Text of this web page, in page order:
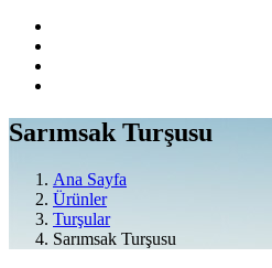
Sarımsak Turşusu
Ana Sayfa
Ürünler
Turşular
Sarımsak Turşusu